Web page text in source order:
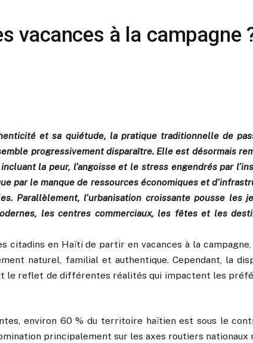
vacances à la campagne
et sa quiétude, la pratique traditionnelle de
progressivement disparaître. Elle est désormais
la peur, l’angoisse et le stress engendrés par
par le manque de ressources économiques et
Parallèlement, l’urbanisation croissante pousse les
les centres commerciaux, les fêtes et les
citadins en Haïti de partir en vacances à la
naturel, familial et authentique. Cependant, la
le reflet de différentes réalités qui impactent les
environ 60 % du territoire haïtien est sous le
principalement sur les axes routiers nationaux